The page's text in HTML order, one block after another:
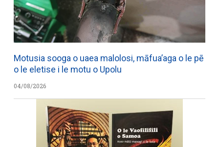
Motusia sooga o uaea malolosi, māfua’aga o le pē
o le eletise i le motu o Upolu
04/08/2026